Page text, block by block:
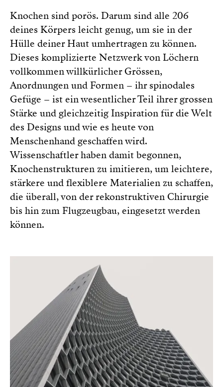
Knochen sind porös. Darum sind alle 206
deines Körpers leicht genug, um sie in der
Hülle deiner Haut umhertragen zu können.
Dieses komplizierte Netzwerk von Löchern
vollkommen willkürlicher Grössen,
Anordnungen und Formen – ihr spinodales
Gefüge – ist ein wesentlicher Teil ihrer grossen
Stärke und gleichzeitig Inspiration für die Welt
des Designs und wie es heute von
Menschenhand geschaffen wird.
Wissenschaftler haben damit begonnen,
Knochenstrukturen zu imitieren, um leichtere,
stärkere und flexiblere Materialien zu schaffen,
die überall, von der rekonstruktiven Chirurgie
bis hin zum Flugzeugbau, eingesetzt werden
können.